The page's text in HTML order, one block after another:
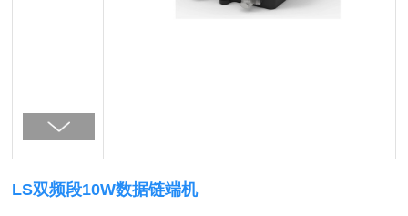
LS双频段10W数据链端机